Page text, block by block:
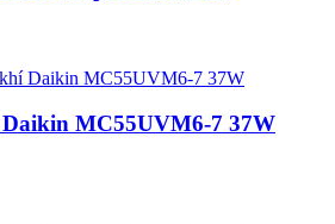
MC55UVM6-7 37W